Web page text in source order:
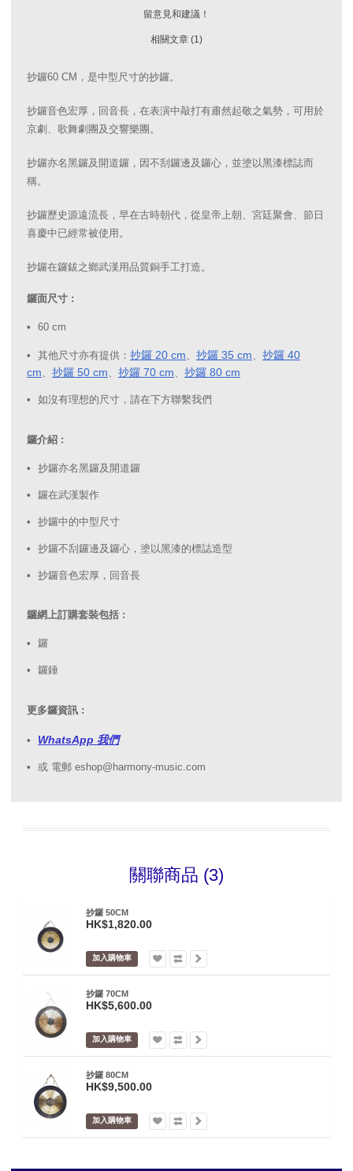
留意見和建議！
相關文章 (1)
抄鑼60 CM，是中型尺寸的抄鑼。
抄鑼音色宏厚，回音長，在表演中敲打有肅然起敬之氣勢，可用於
京劇、歌舞劇團及交響樂團。
抄鑼亦名黑鑼及開道鑼，因不刮鑼邊及鑼心，並塗以黑漆標誌而
稱。
抄鑼歷史源遠流長，早在古時朝代，從皇帝上朝、宮廷聚會、節日
喜慶中已經常被使用。
抄鑼在鑼鈸之鄉武漢用品質銅手工打造。
鑼面尺寸 :
60 cm
其他尺寸亦有提供： 抄鑼 20 cm、 抄鑼 35 cm、 抄鑼 40
cm、 抄鑼 50 cm、 抄鑼 70 cm、 抄鑼 80 cm
如沒有理想的尺寸，請在下方聯繫我們
鑼介紹 :
抄鑼亦名黑鑼及開道鑼
鑼在武漢製作
抄鑼中的中型尺寸
抄鑼不刮鑼邊及鑼心，塗以黑漆的標誌造型
抄鑼音色宏厚，回音長
鑼網上訂購套裝包括 :
鑼
鑼錘
更多鑼資訊 :
WhatsApp 我們
或 電郵 eshop@harmony-music.com
關聯商品 (3)
抄鑼 50CM
HK$1,820.00
加入購物車
抄鑼 70CM
HK$5,600.00
加入購物車
抄鑼 80CM
HK$9,500.00
加入購物車